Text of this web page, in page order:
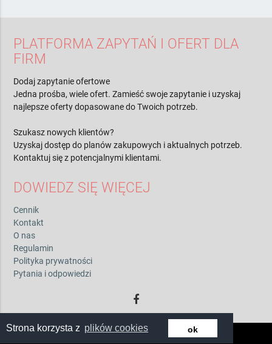
Strona korzysta z plików cookies ok
PLATFORMA ZAPYTAŃ I OFERT DLA
FIRM
Dodaj zapytanie ofertowe
Jedna prośba, wiele ofert. Zamieść swoje zapytanie i uzyskaj
najlepsze oferty dopasowane do Twoich potrzeb.
Szukasz nowych klientów?
Uzyskaj dostęp do planów zakupowych i aktualnych potrzeb.
Kontaktuj się z potencjalnymi klientami.
DOWIEDZ SIĘ WIĘCEJ
Cennik
Kontakt
O nas
Regulamin
Polityka prywatności
Pytania i odpowiedzi